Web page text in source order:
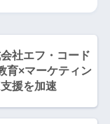
社エフ・コード
育×マーケティン
援を加速